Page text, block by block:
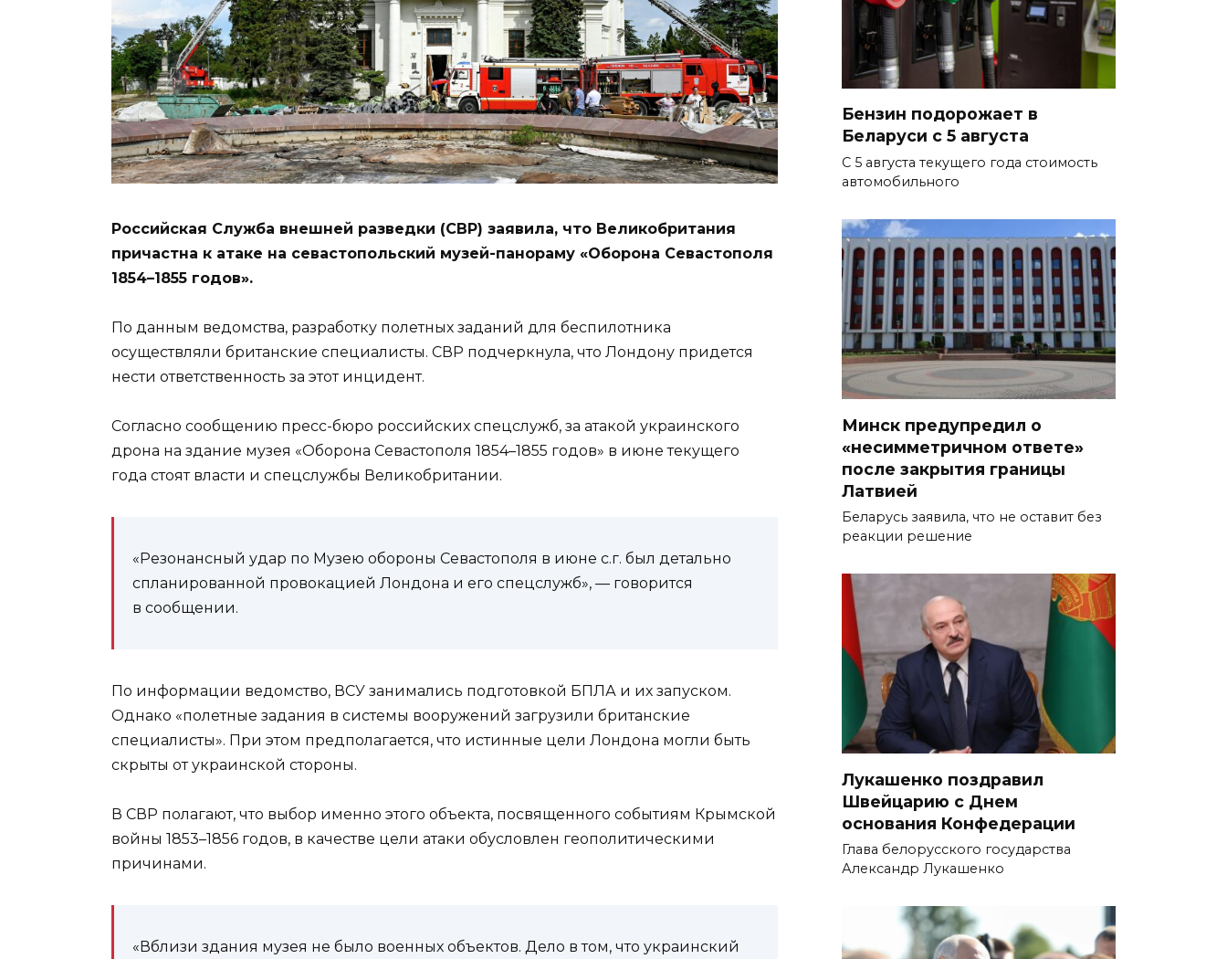
Российская Служба внешней разведки (СВР) заявила, что Великобритания
причастна к атаке на севастопольский музей-панораму «Оборона Севастополя
1854–1855 годов».
По данным ведомства, разработку полетных заданий для беспилотника
осуществляли британские специалисты. СВР подчеркнула, что Лондону придется
нести ответственность за этот инцидент.
Согласно сообщению пресс-бюро российских спецслужб, за атакой украинского
дрона на здание музея «Оборона Севастополя 1854–1855 годов» в июне текущего
года стоят власти и спецслужбы Великобритании.
«Резонансный удар по Музею обороны Севастополя в июне с.г. был детально
спланированной провокацией Лондона и его спецслужб», — говорится
в сообщении.
По информации ведомство, ВСУ занимались подготовкой БПЛА и их запуском.
Однако «полетные задания в системы вооружений загрузили британские
специалисты». При этом предполагается, что истинные цели Лондона могли быть
скрыты от украинской стороны.
В СВР полагают, что выбор именно этого объекта, посвященного событиям Крымской
войны 1853–1856 годов, в качестве цели атаки обусловлен геополитическими
причинами.
«Вблизи здания музея не было военных объектов. Дело в том, что украинский
Бензин подорожает в
Беларуси с 5 августа
С 5 августа текущего года стоимость
автомобильного
Минск предупредил о
«несимметричном ответе»
после закрытия границы
Латвией
Беларусь заявила, что не оставит без
реакции решение
Лукашенко поздравил
Швейцарию с Днем
основания Конфедерации
Глава белорусского государства
Александр Лукашенко